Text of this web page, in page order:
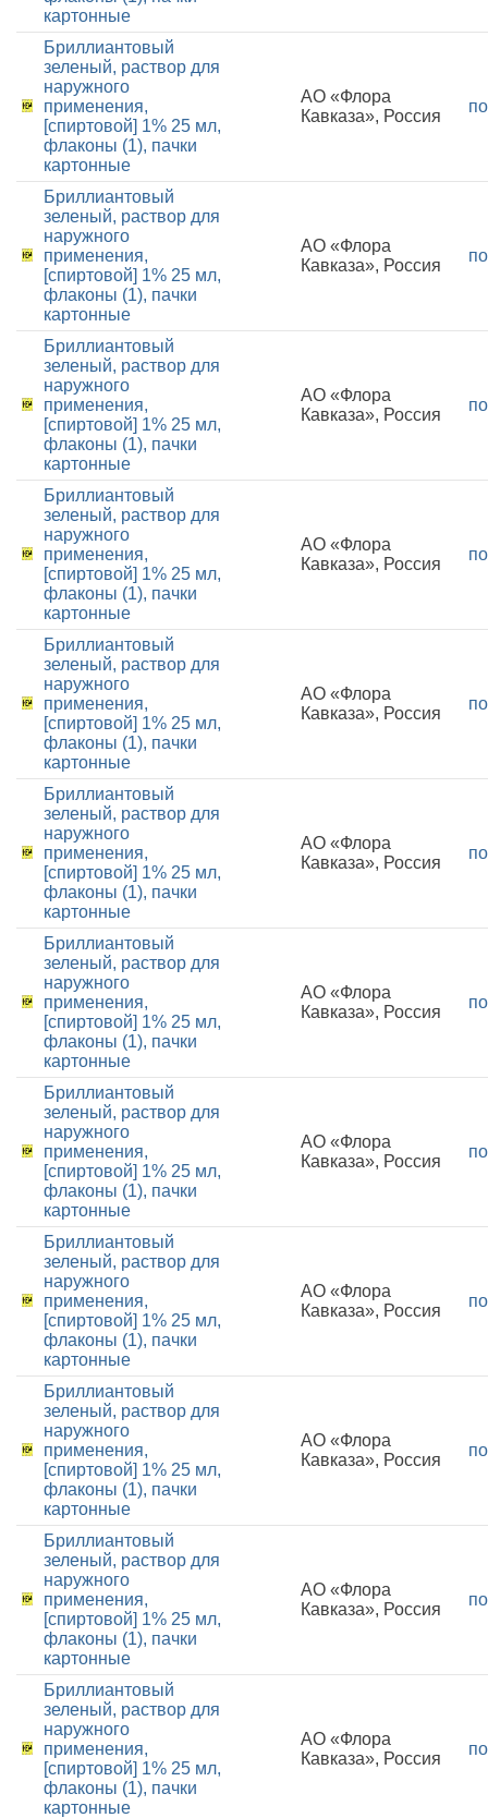
картонные
Бриллиантовый
зеленый, раствор для
наружного
применения,
[спиртовой] 1% 25 мл,
флаконы (1), пачки
картонные
АО «Флора
Кавказа», Россия
Бриллиантовый
зеленый, раствор для
наружного
применения,
[спиртовой] 1% 25 мл,
флаконы (1), пачки
картонные
АО «Флора
Кавказа», Россия
Бриллиантовый
зеленый, раствор для
наружного
применения,
[спиртовой] 1% 25 мл,
флаконы (1), пачки
картонные
АО «Флора
Кавказа», Россия
Бриллиантовый
зеленый, раствор для
наружного
применения,
[спиртовой] 1% 25 мл,
флаконы (1), пачки
картонные
АО «Флора
Кавказа», Россия
Бриллиантовый
зеленый, раствор для
наружного
применения,
[спиртовой] 1% 25 мл,
флаконы (1), пачки
картонные
АО «Флора
Кавказа», Россия
Бриллиантовый
зеленый, раствор для
наружного
применения,
[спиртовой] 1% 25 мл,
флаконы (1), пачки
картонные
АО «Флора
Кавказа», Россия
Бриллиантовый
зеленый, раствор для
наружного
применения,
[спиртовой] 1% 25 мл,
флаконы (1), пачки
картонные
АО «Флора
Кавказа», Россия
Бриллиантовый
зеленый, раствор для
наружного
применения,
[спиртовой] 1% 25 мл,
флаконы (1), пачки
картонные
АО «Флора
Кавказа», Россия
Бриллиантовый
зеленый, раствор для
наружного
применения,
[спиртовой] 1% 25 мл,
флаконы (1), пачки
картонные
АО «Флора
Кавказа», Россия
Бриллиантовый
зеленый, раствор для
наружного
применения,
[спиртовой] 1% 25 мл,
флаконы (1), пачки
картонные
АО «Флора
Кавказа», Россия
Бриллиантовый
зеленый, раствор для
наружного
применения,
[спиртовой] 1% 25 мл,
флаконы (1), пачки
картонные
АО «Флора
Кавказа», Россия
Бриллиантовый
зеленый, раствор для
наружного
применения,
[спиртовой] 1% 25 мл,
флаконы (1), пачки
картонные
АО «Флора
Кавказа», Россия